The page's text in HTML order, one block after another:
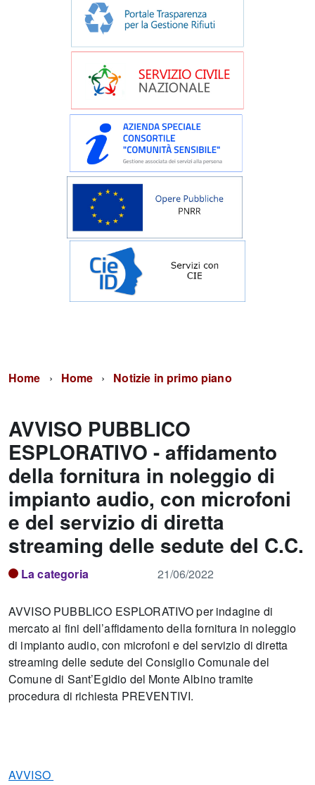
Home Home Notizie in primo piano
AVVISO PUBBLICO
ESPLORATIVO - affidamento
della fornitura in noleggio di
impianto audio, con microfoni
e del servizio di diretta
streaming delle sedute del C.C.
La categoria 21/06/2022
AVVISO PUBBLICO ESPLORATIVO per indagine di
mercato ai fini dell’affidamento della fornitura in noleggio
di impianto audio, con microfoni e del servizio di diretta
streaming delle sedute del Consiglio Comunale del
Comune di Sant’Egidio del Monte Albino tramite
procedura di richiesta PREVENTIVI.
AVVISO